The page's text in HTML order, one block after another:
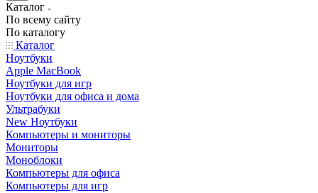
Каталог
По всему сайту
По каталогу
Каталог
Ноутбуки
Apple MacBook
Ноутбуки для игр
Ноутбуки для офиса и дома
Ультрабуки
New Ноутбуки
Компьютеры и мониторы
Мониторы
Моноблоки
Компьютеры для офиса
Компьютеры для игр